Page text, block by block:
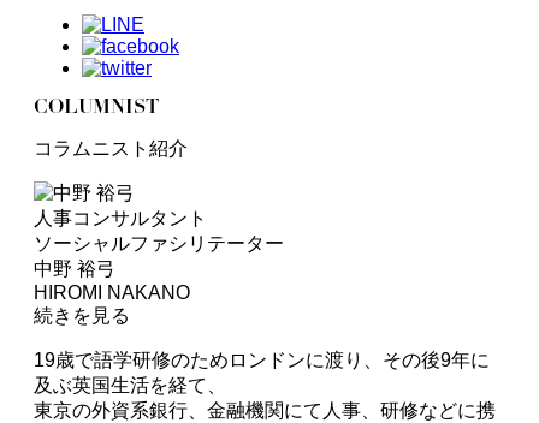
COLUMNIST
コラムニスト紹介
人事コンサルタント
ソーシャルファシリテーター
中野 裕弓
HIROMI NAKANO
続きを見る
19歳で語学研修のためロンドンに渡り、その後9年に
及ぶ英国生活を経て、
東京の外資系銀行、金融機関にて人事、研修などに携